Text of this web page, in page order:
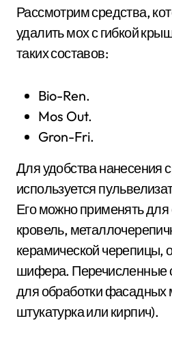
Рассмотрим средства,
удалить мох с гибкой
таких составов:
Bio-Ren.
Mos Out.
Gron-Fri.
Для удобства нанесения
используется
Его можно применять для
кровель,
керамической черепицы,
шифера. Перечисленные
для обработки фасадных
штукатурка или кирпич).